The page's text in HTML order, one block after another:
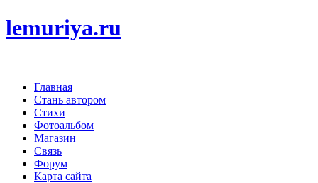
lemuriya.ru
Главная
Стань автором
Стихи
Фотоальбом
Магазин
Связь
Форум
Карта сайта